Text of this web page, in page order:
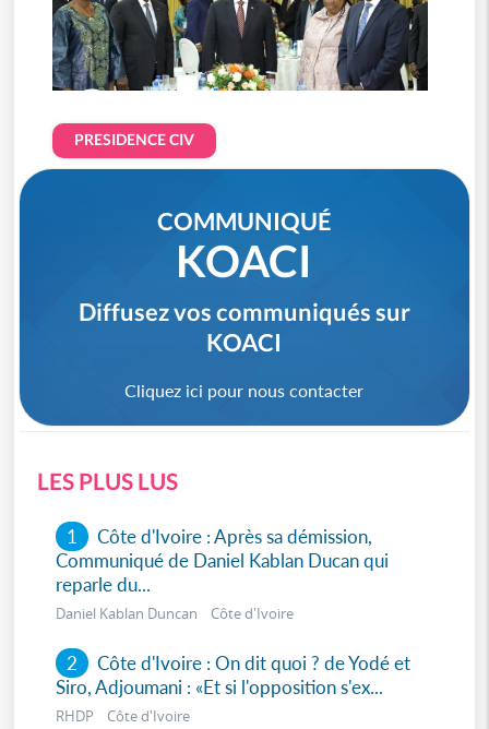
PRESIDENCE CIV
COMMUNIQUÉ
KOACI
Diffusez vos communiqués sur
KOACI
Cliquez ici pour nous contacter
LES PLUS LUS
1 Côte d'Ivoire : Après sa démission,
Communiqué de Daniel Kablan Ducan qui
reparle du...
Daniel Kablan Duncan Côte d'Ivoire
2 Côte d'Ivoire : On dit quoi ? de Yodé et
Siro, Adjoumani : «Et si l'opposition s'ex...
RHDP Côte d'Ivoire